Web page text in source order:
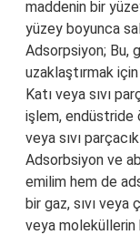
maddenin bir
yüzey boyunca
Adsorpsiyon; Bu,
uzaklaştırmak için
Katı veya sıvı
işlem, endüstride
veya sıvı
Adsorbsiyon ve
emilim hem de
bir gaz, sıvı veya
veya moleküllerin